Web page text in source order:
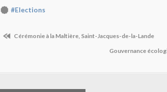
#Elections
Cérémonie à la Maltière, Saint-Jacques-de-la-Lande
Gouvernance